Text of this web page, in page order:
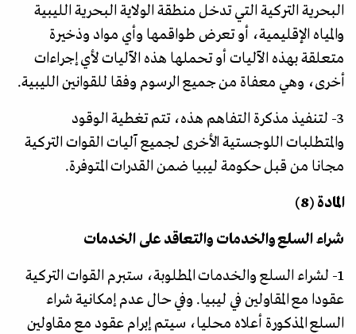
البحرية التركية التي تدخل منطقة الولاية البحرية الليبية
والمياه الإقليمية، أو تعرض طواقمها وأي مواد وذخيرة
متعلقة بهذه الآليات أو تحملها هذه الآليات لأي إجراءات
أخرى، وهي معفاة من جميع الرسوم وفقا للقوانين الليبية.
3- لتنفيذ مذكرة التفاهم هذه، تتم تغطية الوقود
والمتطلبات اللوجستية الأخرى لجميع آليات القوات التركية
مجانا من قبل حكومة ليبيا ضمن القدرات المتوفرة.
المادة (8)
شراء السلع والخدمات والتعاقد على الخدمات
1- لشراء السلع والخدمات المطلوبة، ستبرم القوات التركية
عقودا مع المقاولين في ليبيا. وفي حال عدم إمكانية شراء
السلع المذكورة أعلاه محليا، سيتم إبرام عقود مع مقاولين